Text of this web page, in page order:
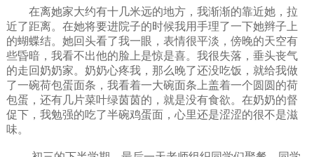
在离她家大约有十几米远的地方，我渐渐的靠近她，拉
近了距离。在她将要进院子的时候我用手理了一下她辫子上
的蝴蝶结。她回头看了我一眼，表情很平淡，傍晚的天空有
些昏暗，我看不出他的脸上是惊是喜。我很失落，垂头丧气
的走回奶奶家。奶奶心疼我，那么晚了还没吃饭，就给我做
了一碗荷包蛋面条，我看着一大碗面条上盖着一个圆圆的荷
包蛋，还有几片菜叶绿茵茵的，就是没有食欲。在奶奶的督
促下，我勉强的吃了半碗鸡蛋面，心里还是涩涩的很不是滋
味。